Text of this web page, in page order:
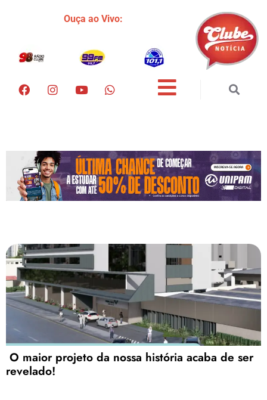
Ouça ao Vivo:
O maior projeto da nossa história acaba de ser
revelado!